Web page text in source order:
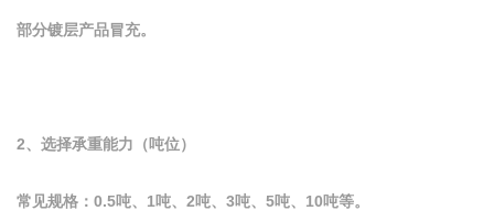
部分镀层产品冒充。
2、选择承重能力（吨位）
常见规格：0.5吨、1吨、2吨、3吨、5吨、10吨等。